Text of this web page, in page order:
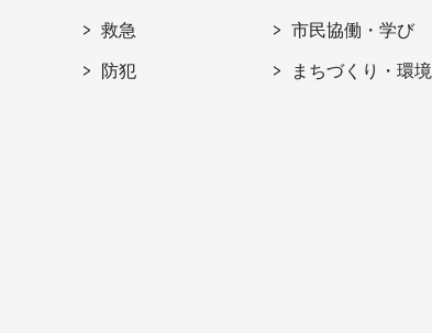
救急
防犯
市民協働・学び
まちづくり・環境